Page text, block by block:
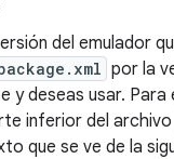
del emulador
por la
y deseas usar. Para
inferior del archivo
que se ve de la